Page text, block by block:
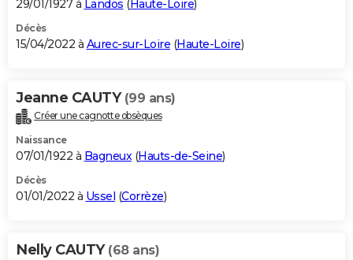
29/01/1927 à Landos ( Haute-Loire)
Décès
15/04/2022 à Aurec-sur-Loire (Haute-Loire)
Jeanne CAUTY (99 ans)
Créer une cagnotte obsèques
Naissance
07/01/1922 à Bagneux(Hauts-de-Seine)
Décès
01/01/2022 à Ussel (Corrèze)
Nelly CAUTY (68 ans)